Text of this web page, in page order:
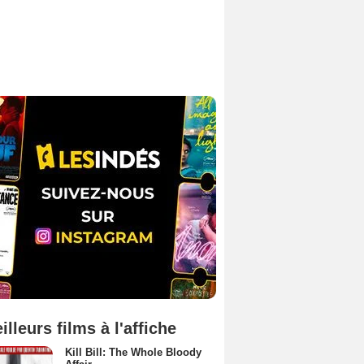
films à l'affiche
Kill Bill: The Whole Bloody